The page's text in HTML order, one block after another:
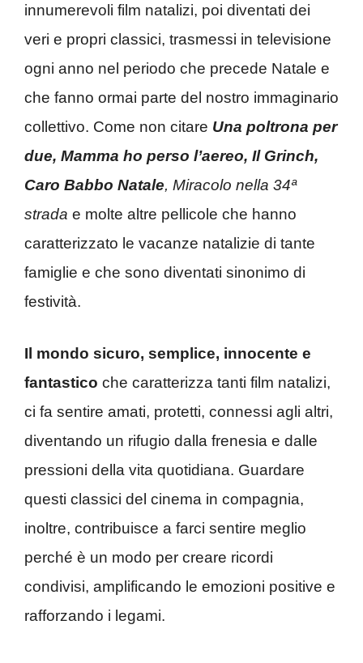
innumerevoli film natalizi, poi diventati dei
veri e propri classici, trasmessi in televisione
ogni anno nel periodo che precede Natale e
che fanno ormai parte del nostro immaginario
collettivo. Come non citare Una poltrona per
due, Mamma ho perso l’aereo, Il Grinch,
Caro Babbo Natale, Miracolo nella 34ª
strada e molte altre pellicole che hanno
caratterizzato le vacanze natalizie di tante
famiglie e che sono diventati sinonimo di
festività.
Il mondo sicuro, semplice, innocente e
fantastico che caratterizza tanti film natalizi,
ci fa sentire amati, protetti, connessi agli altri,
diventando un rifugio dalla frenesia e dalle
pressioni della vita quotidiana. Guardare
questi classici del cinema in compagnia,
inoltre, contribuisce a farci sentire meglio
perché è un modo per creare ricordi
condivisi, amplificando le emozioni positive e
rafforzando i legami.